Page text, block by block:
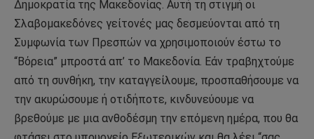
Δημοκρατία της Μακεδονίας. Αυτή τη στιγμή οι
Σλαβομακεδόνες γείτονές μας δεσμεύονται από τη
Συμφωνία των Πρεσπών να χρησιμοποιούν έστω το
“Βόρεια” μπροστά απ’ το Μακεδονία. Εάν τραβηχτούμε
από τη συνθήκη, την καταγγείλουμε, προσπαθήσουμε να
την ακυρώσουμε ή οτιδήποτε, κινδυνεύουμε να
βρεθούμε με μια ανθοδέσμη την επόμενη ημέρα, που θα